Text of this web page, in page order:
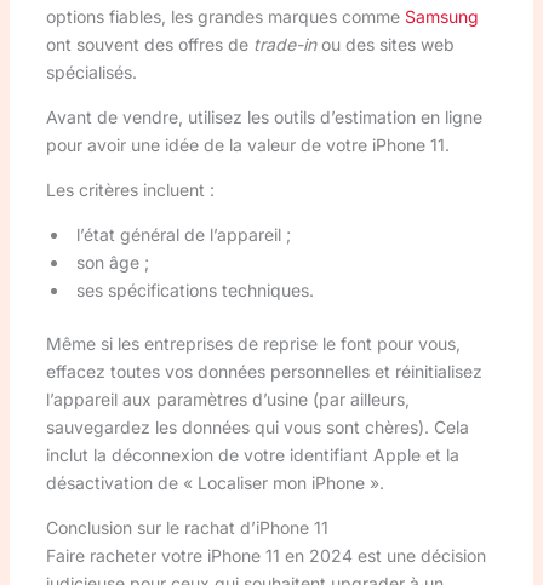
options fiables, les grandes marques comme Samsung
ont souvent des offres de trade-inou des sites web
spécialisés.
Avant de vendre, utilisez les outils d’estimation en ligne
pour avoir une idée de la valeur de votre iPhone 11.
Les critères incluent :
l’état général de l’appareil ;
son âge ;
ses spécifications techniques.
Même si les entreprises de reprise le font pour vous,
effacez toutes vos données personnelles et réinitialisez
l’appareil aux paramètres d’usine (par ailleurs,
sauvegardez les données qui vous sont chères). Cela
inclut la déconnexion de votre identifiant Apple et la
désactivation de « Localiser mon iPhone ».
Conclusion sur le rachat d’iPhone 11
Faire racheter votre iPhone 11 en 2024 est une décision